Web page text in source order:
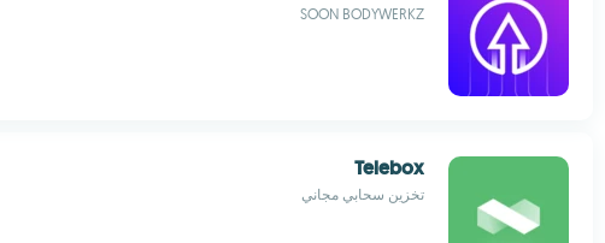
SOON BODYWERKZ
Telebox
تخزين سحابي مجاني